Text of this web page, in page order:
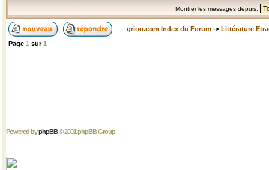
Montrer les messages depuis:
grioo.com Index du Forum -> Littérature
Page 1 sur1
Powered byphpBB© 2001 phpBB Group